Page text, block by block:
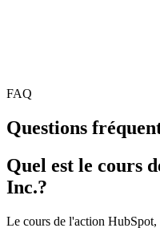
FAQ
Questions
Quel est le cours
Inc.?
Le cours de l'action HubSpot,